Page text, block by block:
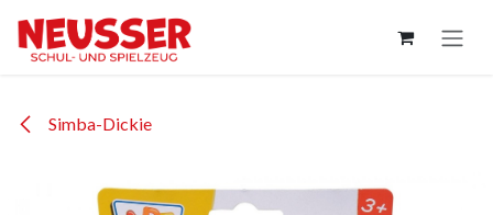
Simba-Dickie